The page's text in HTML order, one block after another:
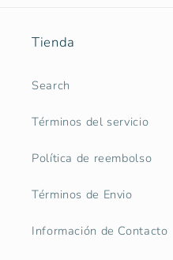
Tienda
Search
Términos del servicio
Política de reembolso
Términos de Envio
Información de Contacto